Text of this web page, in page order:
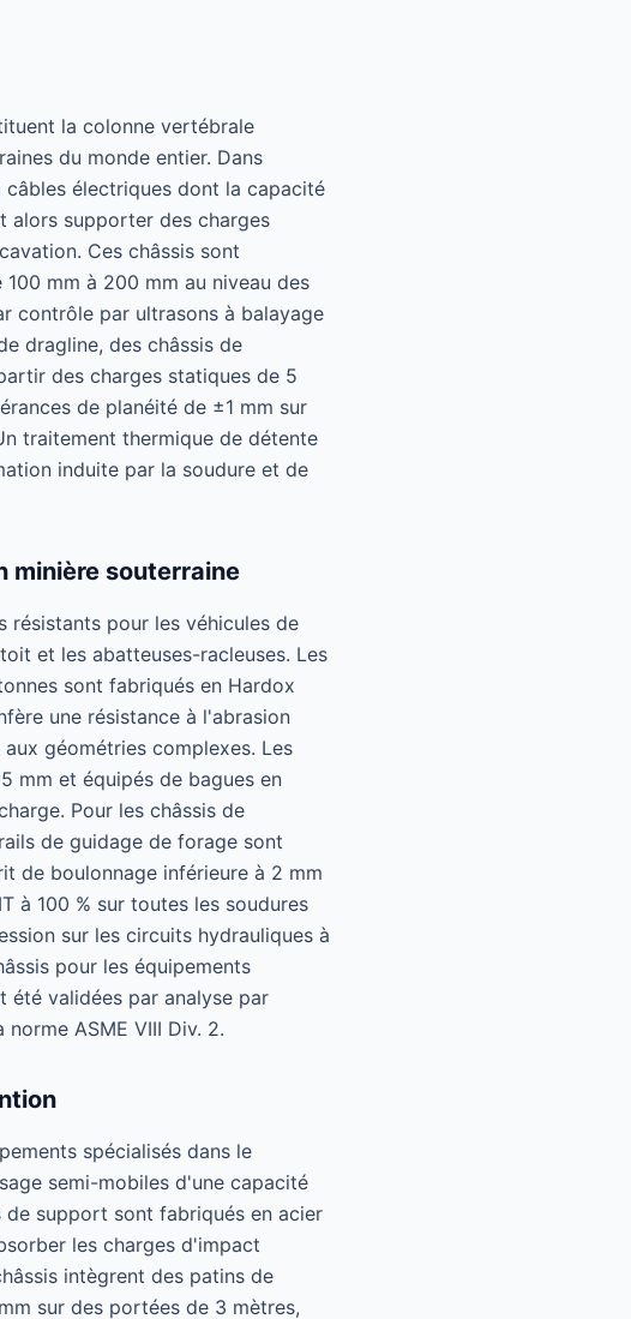
la colonne vertébrale
du monde entier. Dans
électriques dont la capacité
alors supporter des charges
Ces châssis sont
mm à 200 mm au niveau des
contrôle par ultrasons à balayage
dragline, des châssis de
des charges statiques de 5
de planéité de ±1 mm sur
traitement thermique de détente
induite par la soudure et de
minière souterraine
résistants pour les véhicules de
et les abatteuses-racleuses. Les
sont fabriqués en Hardox
une résistance à l'abrasion
géométries complexes. Les
mm et équipés de bagues en
Pour les châssis de
de guidage de forage sont
de boulonnage inférieure à 2 mm
à 100 % sur toutes les soudures
sur les circuits hydrauliques à
pour les équipements
été validées par analyse par
ASME VIII Div. 2.
spécialisés dans le
semi-mobiles d'une capacité
support sont fabriqués en acier
les charges d'impact
intègrent des patins de
sur des portées de 3 mètres,